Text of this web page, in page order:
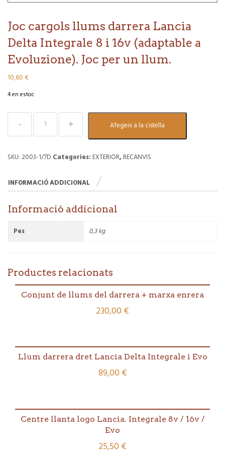
Joc cargols llums darrera Lancia
Delta Integrale 8 i 16v (adaptable a
Evoluzione). Joc per un llum.
10,60€
4 en estoc
quantitat
Joc
llums
Delta
Integrale
i
16v
a
per
un
llum.
Afegeix a la cistella
SKU: 2003-1/7D Categories: EXTERIOR, RECANVIS
INFORMACIÓ ADDICIONAL
Informació addicional
Pes 0,3 kg
Productes relacionats
Conjunt de llums del darrera + marxa enrera
230,00€
Llum darrera dret Lancia Delta Integrale i Evo
89,00€
Centre llanta logo Lancia. Integrale 8v / 16v /
Evo
25,50€